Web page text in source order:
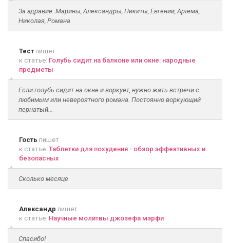
За здравие..Марины, Александры, Никиты, Евгении, Артема,
Николая, Романа
Тест пишет
к статье: Голубь сидит на балконе или окне: народные
предметы
Если голубь сидит на окне и воркует, нужно жать встречи с
любимым или невероятного романа. Постоянно воркующий
пернатый...
Гость пишет
к статье: Таблетки для похудения - обзор эффективных и
безопасных
Сколько месяце
Александр пишет
к статье: Научные молитвы джозефа мэрфи
Спасибо!